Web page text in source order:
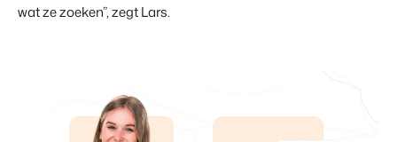
wat ze zoeken”, zegt Lars.